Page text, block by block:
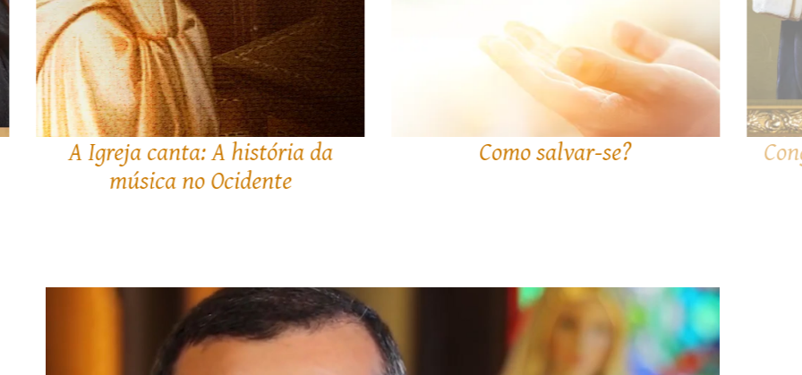
Como salvar-se? Congresso Tomista - Tomismo e